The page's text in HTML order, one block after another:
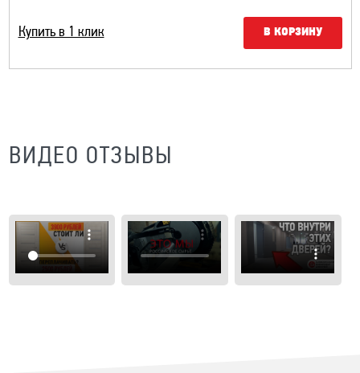
Купить в 1 клик В КОРЗИНУ
ВИДЕО ОТЗЫВЫ